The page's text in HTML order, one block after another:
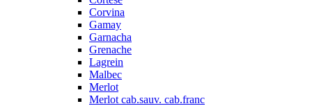
Corvina
Gamay
Garnacha
Grenache
Lagrein
Malbec
Merlot
Merlot cab.sauv. cab.franc